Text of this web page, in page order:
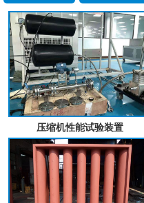
压缩机性能试验装置